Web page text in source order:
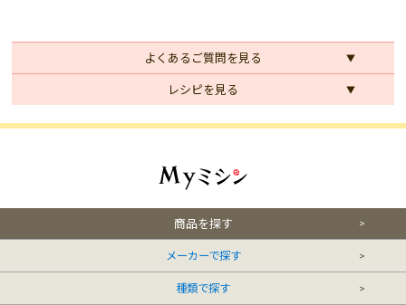
よくあるご質問を見る
レシピを見る
商品を探す
メーカーで探す
種類で探す